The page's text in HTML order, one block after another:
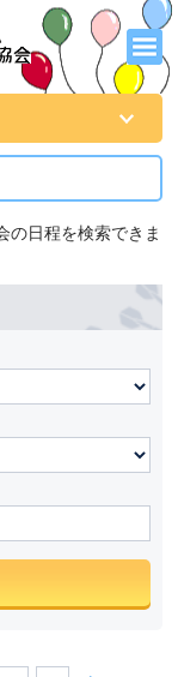
の日程を検索できま